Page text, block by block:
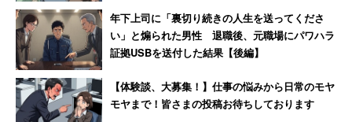
年下上司に「裏切り続きの人生を送ってくださ
い」と煽られた男性 退職後、元職場にパワハラ
証拠USBを送付した結果【後編】
【体験談、大募集！】仕事の悩みから日常のモヤ
モヤまで！皆さまの投稿お待ちしております